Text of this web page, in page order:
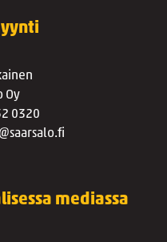
Oy
0320
mediassa